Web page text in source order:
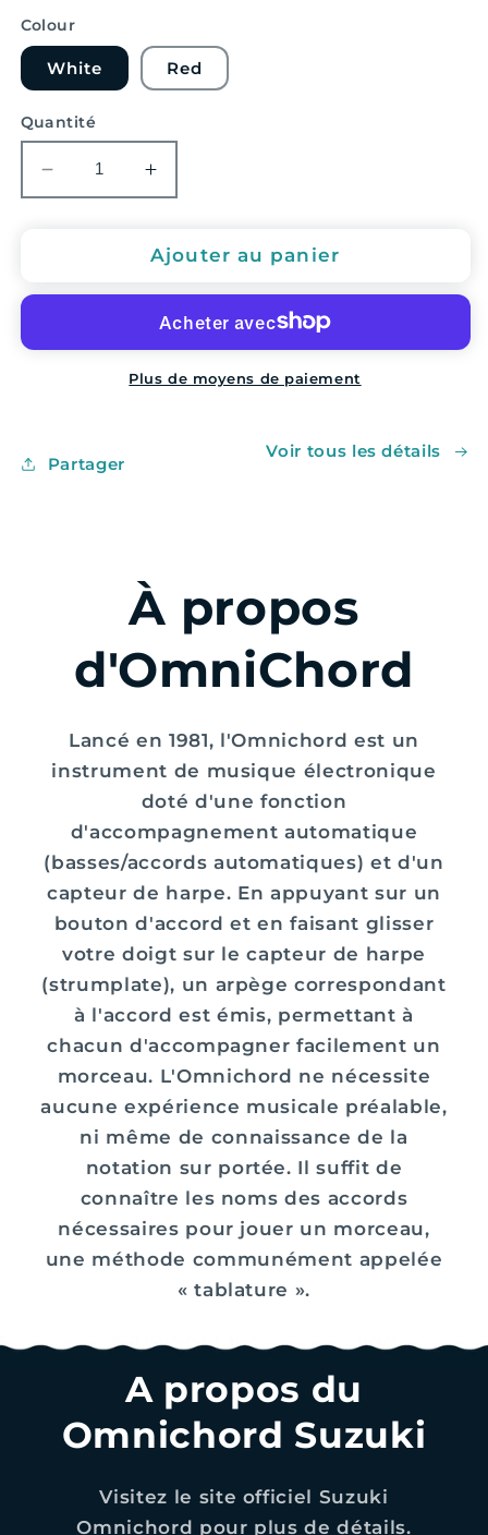
Colour
White Red
Quantité
Réduire
la
-
Augmenter
la
de
Suzuki
-
OM-
Ajouter au panier
Plus de moyens de paiement
Partager
Voir tous les détails
À propos
d'OmniChord
Lancé en 1981, l'Omnichord est un
instrument de musique électronique
doté d'une fonction
d'accompagnement automatique
(basses/accords automatiques) et d'un
capteur de harpe. En appuyant sur un
bouton d'accord et en faisant glisser
votre doigt sur le capteur de harpe
(strumplate), un arpège correspondant
à l'accord est émis, permettant à
chacun d'accompagner facilement un
morceau. L'Omnichord ne nécessite
aucune expérience musicale préalable,
ni même de connaissance de la
notation sur portée. Il suffit de
connaître les noms des accords
nécessaires pour jouer un morceau,
une méthode communément appelée
« tablature ».
A propos du
Omnichord Suzuki
Visitez le site officiel Suzuki
Omnichord pour plus de détails.